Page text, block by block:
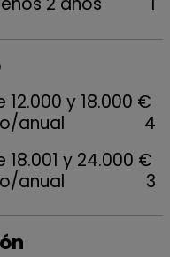
12.000 y 18.000 €
anual
4
18.001 y 24.000 €
anual
3